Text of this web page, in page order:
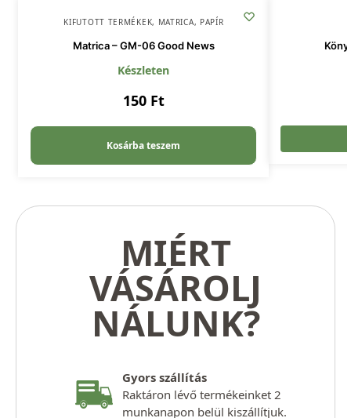
KIFUTOTT TERMÉKEK, MATRICA, PAPÍR
Matrica – GM-06 Good News
Készleten
150 Ft
Kosárba teszem
MIÉRT
VÁSÁROLJ
NÁLUNK?
Gyors szállítás
Raktáron lévő termékeinket 2
munkanapon belül kiszállítjuk.